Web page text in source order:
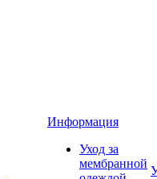
Информация
Уход за
мембранной